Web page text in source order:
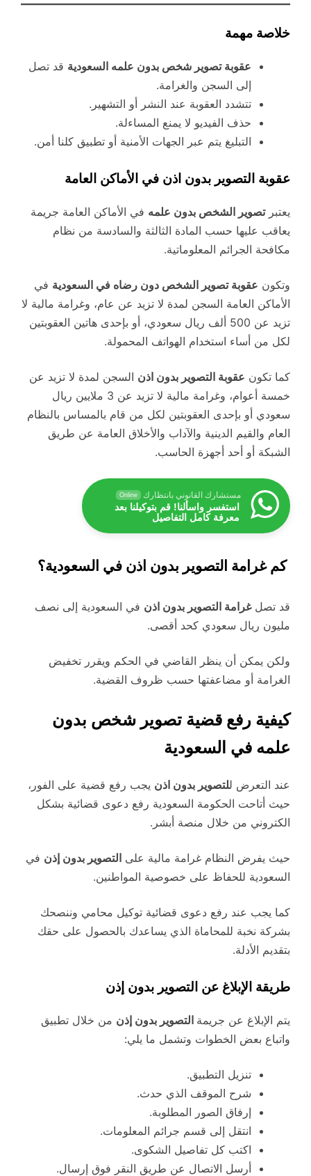
خلاصة مهمة
عقوبة تصوير شخص بدون علمه السعودية قد تصل
إلى السجن والغرامة.
تتشدد العقوبة عند النشر أو التشهير.
حذف الفيديو لا يمنع المساءلة.
التبليغ يتم عبر الجهات الأمنية أو تطبيق كلنا أمن.
عقوبة التصوير بدون اذن في الأماكن العامة
يعتبرتصوير الشخص بدون علمه في الأماكن العامة جريمة
يعاقب عليها حسب المادة الثالثة والسادسة من نظام
مكافحة الجرائم المعلوماتية.
وتكون عقوبة تصوير الشخص دون رضاه في السعودية في
الأماكن العامة السجن لمدة لا تزيد عن عام، وغرامة مالية لا
تزيد عن 500 ألف ريال سعودي، أو بإحدى هاتين العقوبتين
لكل من أساء استخدام الهواتف المحمولة.
كما تكون عقوبة التصوير بدون اذن السجن لمدة لا تزيد عن
خمسة أعوام، وغرامة مالية لا تزيد عن 3 ملايين ريال
سعودي أو بإحدى العقوبتين لكل من قام بالمساس بالنظام
العام والقيم الدينية والآداب والأخلاق العامة عن طريق
الشبكة أو أحد أجهزة الحاسب.
مستشارك القانوني بانتظارك Online
استفسر واسألنا! قم بتوكيلنا بعد
معرفة كامل التفاصيل
كم غرامة التصوير بدون اذن في السعودية؟
قد تصلغرامة التصوير بدون اذن في السعودية إلى نصف
مليون ريال سعودي كحد أقصى.
ولكن يمكن أن ينظر القاضي في الحكم ويقرر تخفيض
الغرامة أو مضاعفتها حسب ظروف القضية.
كيفية رفع قضية تصوير شخص بدون
علمه في السعودية
عند التعرض للتصوير بدون اذن يجب رفع قضية على الفور،
حيث أتاحت الحكومة السعودية رفع دعوى قضائية بشكل
الكتروني من خلال منصة أبشر.
حيث يفرض النظام غرامة مالية على التصوير بدون إذن في
السعودية للحفاظ على خصوصية المواطنين.
كما يجب عند رفع دعوى قضائية توكيل محامي وننصحك
بشركة نخبة للمحاماة الذي يساعدك بالحصول على حقك
بتقديم الأدلة.
طريقة الإبلاغ عن التصوير بدون إذن
يتم الإبلاغ عن جريمة التصوير بدون إذن من خلال تطبيق
واتباع بعض الخطوات وتشمل ما يلي:
تنزيل التطبيق.
شرح الموقف الذي حدث.
إرفاق الصور المطلوبة.
انتقل إلى قسم جرائم المعلومات.
اكتب كل تفاصيل الشكوى.
أرسل الاتصال عن طريق النقر فوق إرسال.